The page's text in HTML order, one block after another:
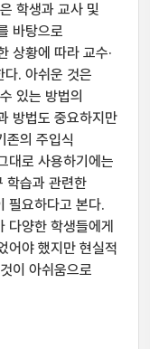
학생과 교사 및
바탕으로
상황에 따라 교수·
다. 아쉬운 것은
있는 방법의
방법도 중요하지만
존의 주입식
대로 사용하기에는
학습과 관련한
필요하다고 본다.
다양한 학생들에게
어야 했지만 현실적
이 아쉬움으로